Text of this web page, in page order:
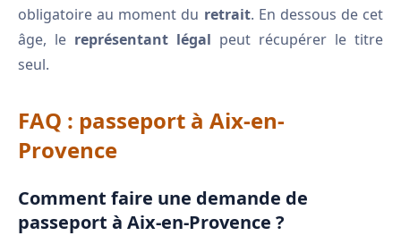
obligatoire au moment du retrait. En dessous de cet
âge, le représentant légal peut récupérer le titre
seul.
FAQ : passeport à Aix-en-
Provence
Comment faire une demande de
passeport à Aix-en-Provence ?